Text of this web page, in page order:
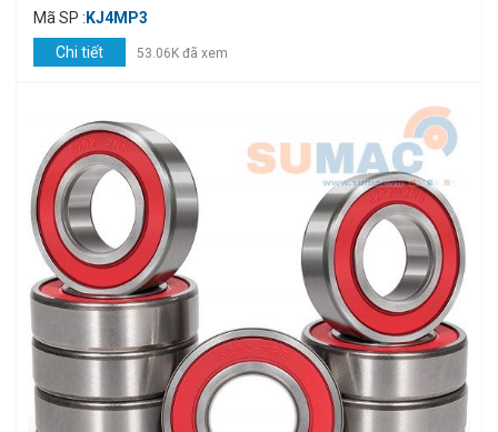
Mã SP : KJ4MP3
Chi tiết
53.06K đã xem